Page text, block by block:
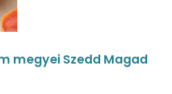
megyei Szedd Magad